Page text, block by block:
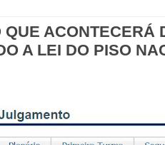
QUE ACONTECERÁ
A LEI DO PISO